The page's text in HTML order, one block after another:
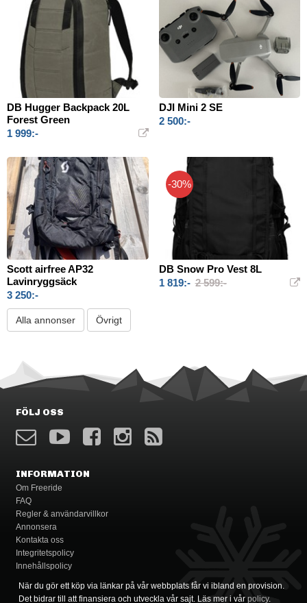
DB Hugger Backpack 20L
Forest Green
1 999:-
DJI Mini 2 SE
2 500:-
Scott airfree AP32
Lavinryggsäck
3 250:-
-30%
DB Snow Pro Vest 8L
1 819:- 2 599:-
Alla annonser Övrigt
FÖLJ OSS
INFORMATION
Om Freeride
FAQ
Regler & användarvillkor
Annonsera
Kontakta oss
Integritetspolicy
Innehållspolicy
När du gör ett köp via länkar på vår webbplats får vi ibland en provision.
Det bidrar till att finansiera och utveckla vår sajt. Läs mer i vår policy.